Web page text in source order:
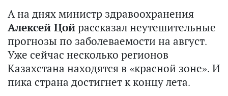
А на днях министр здравоохранения
Алексей Цойрассказал неутешительные
прогнозы по заболеваемости на август.
Уже сейчас несколько регионов
Казахстана находятся в «красной зоне». И
пика страна достигнет к концу лета.